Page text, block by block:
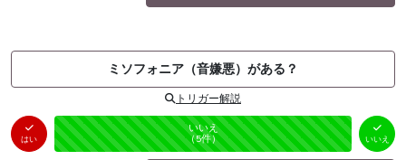
ミソフォニア（音嫌悪）がある？
トリガー解説
はい
はい
（0件）
未投票
いいえ
（5件） いいえ